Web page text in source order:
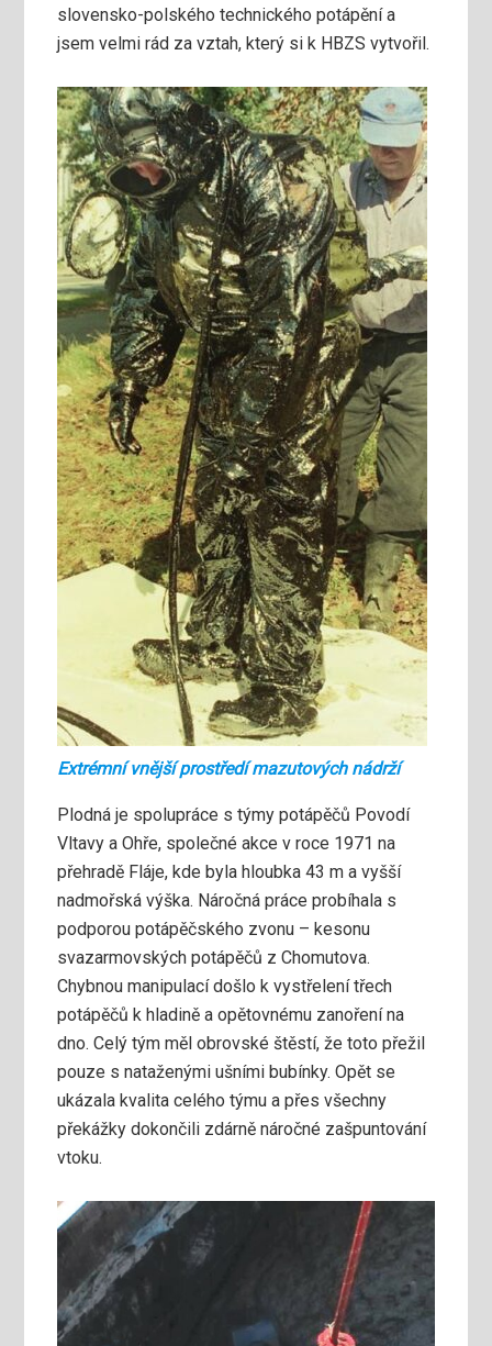
slovensko-polského technického potápění a
jsem velmi rád za vztah, který si k HBZS vytvořil.
Extrémní vnější prostředí mazutových nádrží
Plodná je spolupráce s týmy potápěčů Povodí
Vltavy a Ohře, společné akce v roce 1971 na
přehradě Fláje, kde byla hloubka 43 m a vyšší
nadmořská výška. Náročná práce probíhala s
podporou potápěčského zvonu – kesonu
svazarmovských potápěčů z Chomutova.
Chybnou manipulací došlo k vystřelení třech
potápěčů k hladině a opětovnému zanoření na
dno. Celý tým měl obrovské štěstí, že toto přežil
pouze s nataženými ušními bubínky. Opět se
ukázala kvalita celého týmu a přes všechny
překážky dokončili zdárně náročné zašpuntování
vtoku.